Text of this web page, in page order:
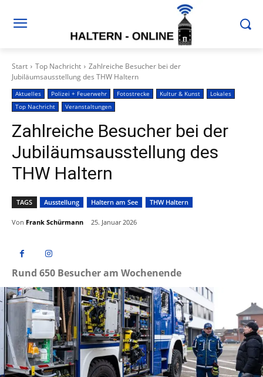
Start Top Nachricht
Zahlreiche Besucher bei der
Jubiläumsausstellung des THW Haltern
Aktuelles Polizei + Feuerwehr Fotostrecke Kultur & Kunst
Lokales
Top Nachricht
Veranstaltungen
Zahlreiche Besucher bei der
Jubiläumsausstellung des
THW Haltern
TAGS Ausstellung Haltern am See THW Haltern
Von Frank Schürmann 25. Januar 2026
Rund 650 Besucher am Wochenende